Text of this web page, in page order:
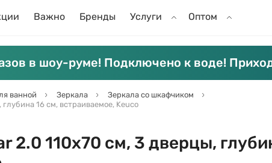
Важно Бренды Услуги Оптом
в шоу-руме! Подключено к воде!
ванной Зеркала
Зеркала со шкафчиком
16 см, встраиваемое, Keuco
2.0 110х70 см, 3 дверцы,